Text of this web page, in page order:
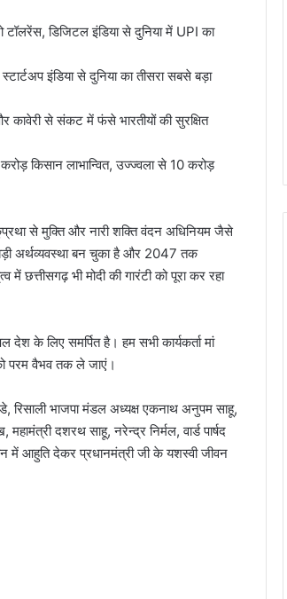
डिजिटल इंडिया से दुनिया में UPI का
इंडिया से दुनिया का तीसरा सबसे बड़ा
कावेरी से संकट में फंसे भारतीयों की सुरक्षित
किसान लाभान्वित, उज्ज्वला से 10 करोड़
से मुक्ति और नारी शक्ति वंदन अधिनियम जैसे
अर्थव्यवस्था बन चुका है और 2047 तक
छत्तीसगढ़ भी मोदी की गारंटी को पूरा कर रहा
के लिए समर्पित है। हम सभी कार्यकर्ता मां
परम वैभव तक ले जाएं।
रिसाली भाजपा मंडल अध्यक्ष एकनाथ अनुपम साहू,
दशरथ साहू, नरेन्द्र निर्मल, वार्ड पार्षद
में आहुति देकर प्रधानमंत्री जी के यशस्वी जीवन